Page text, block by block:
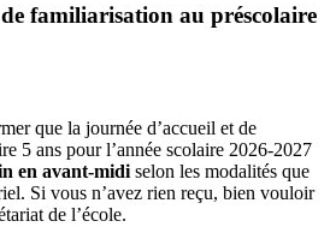
familiarisation au préscolaire
que la journée d’accueil et de
5 ans pour l’année scolaire 2026-2027
en avant-midi selon les modalités que
Si vous n’avez rien reçu, bien vouloir
de l’école.